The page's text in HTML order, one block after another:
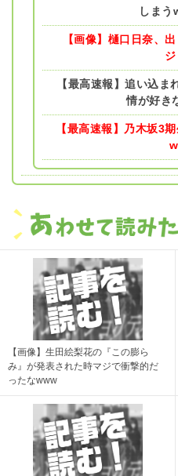
しま
【画像】樋口日奈、
【最高速報】追い込
情が好き
【最高速報】乃木坂3
【画像】生田絵梨花の『この膨ら
み』が発表された時マジで衝撃的だ
ったなwww